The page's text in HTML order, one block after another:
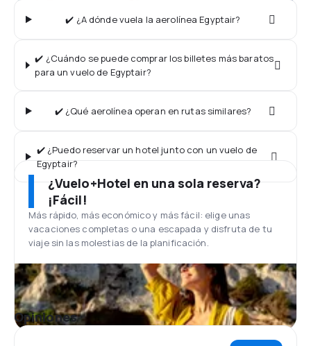
✔️ ¿A dónde vuela la aerolínea Egyptair?
✔️ ¿Cuándo se puede comprar los billetes más baratos
para un vuelo de Egyptair?
✔️ ¿Qué aerolínea operan en rutas similares?
✔️ ¿Puedo reservar un hotel junto con un vuelo de
Egyptair?
¿Vuelo+Hotel en una sola reserva?
¡Fácil!
Más rápido, más económico y más fácil: elige unas
vacaciones completas o una escapada y disfruta de tu
viaje sin las molestias de la planificación.
Opiniones